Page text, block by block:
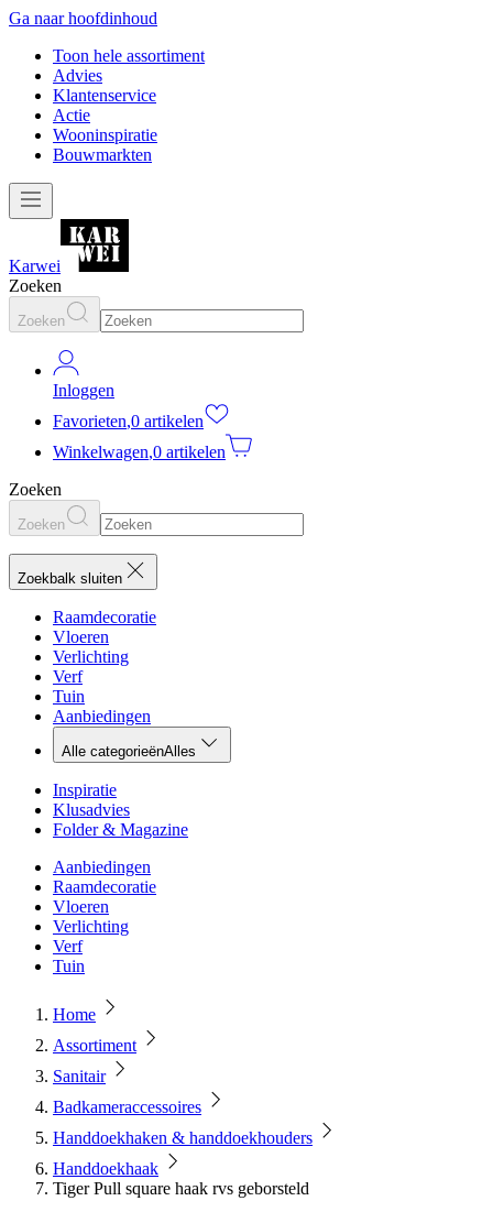
Ga naar hoofdinhoud
Toon hele assortiment
Advies
Klantenservice
Actie
Wooninspiratie
Bouwmarkten
Karwei
Zoeken
Zoeken
Inloggen
Favorieten,0 artikelen
Winkelwagen,0 artikelen
Zoeken
Zoeken
Zoekbalk sluiten
Raamdecoratie
Vloeren
Verlichting
Verf
Tuin
Aanbiedingen
Alle categorieënAlles
Inspiratie
Klusadvies
Folder & Magazine
Aanbiedingen
Raamdecoratie
Vloeren
Verlichting
Verf
Tuin
Home
Assortiment
Sanitair
Badkameraccessoires
Handdoekhaken & handdoekhouders
Handdoekhaak
Tiger Pull square haak rvs geborsteld